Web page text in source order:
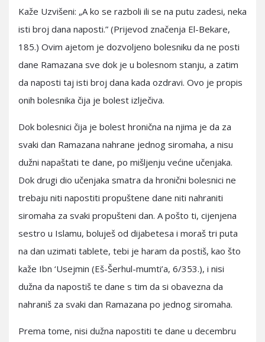
Kaže Uzvišeni: „A ko se razboli ili se na putu zadesi, neka
isti broj dana naposti.” (Prijevod značenja El-Bekare,
185.) Ovim ajetom je dozvoljeno bolesniku da ne posti
dane Ramazana sve dok je u bolesnom stanju, a zatim
da naposti taj isti broj dana kada ozdravi. Ovo je propis
onih bolesnika čija je bolest izlječiva.
Dok bolesnici čija je bolest hronična na njima je da za
svaki dan Ramazana nahrane jednog siromaha, a nisu
dužni napaštati te dane, po mišljenju većine učenjaka.
Dok drugi dio učenjaka smatra da hronični bolesnici ne
trebaju niti napostiti propuštene dane niti nahraniti
siromaha za svaki propušteni dan. A pošto ti, cijenjena
sestro u Islamu, boluješ od dijabetesa i moraš tri puta
na dan uzimati tablete, tebi je haram da postiš, kao što
kaže Ibn ‘Usejmin (Eš-Šerhul-mumti’a, 6/353.), i nisi
dužna da napostiš te dane s tim da si obavezna da
nahraniš za svaki dan Ramazana po jednog siromaha.
Prema tome, nisi dužna napostiti te dane u decembru